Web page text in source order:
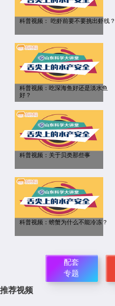
科普视频： 吃虾前要不要挑出虾线？
科普视频：吃深海鱼好还是淡水鱼
好？
科普视频：关于贝类那些事
科普视频：螃蟹为什么不能冷冻？
配套
专题
推荐视频